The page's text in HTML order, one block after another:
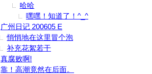
哈哈
嘿嘿！知道了！^_^
广州日记 200605 E
悄悄地在这里冒个泡
补充花絮若干
真腐败啊!
靠！高潮竟然在后面。